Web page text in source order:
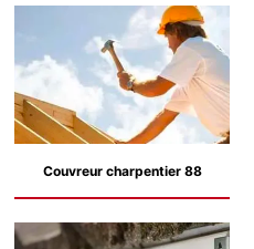
Couvreur charpentier 88